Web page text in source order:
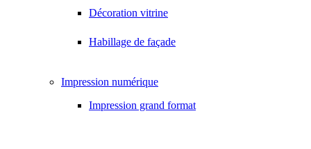
Décoration vitrine
Habillage de façade
Impression numérique
Impression grand format